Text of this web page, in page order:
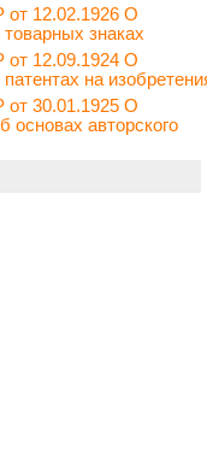
12.02.1926 О
знаках
12.09.1924 О
на
30.01.1925 О
основах авторского